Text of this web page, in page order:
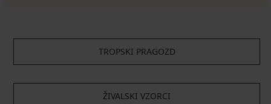
TROPSKI PRAGOZD
ŽIVALSKI VZORCI